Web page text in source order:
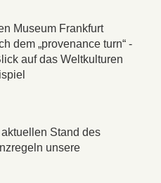
Museum Frankfurt
dem „provenance turn“ -
auf das Weltkulturen
Stand des
unsere